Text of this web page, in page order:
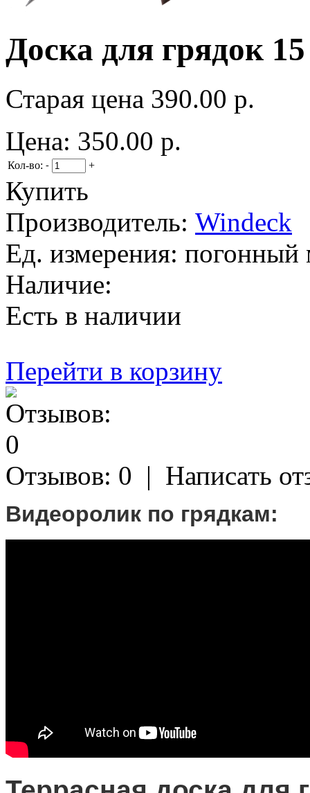
Доска для грядок
Старая цена 390.00 р.
Цена: 350.00 р.
Кол-во: - +
Купить
Производитель: Windeck
Ед. измерения: погонный
Наличие:
Есть в наличии
Перейти в корзину
Отзывов: 0 | Написать
Видеоролик по грядкам: